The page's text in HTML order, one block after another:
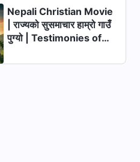
Nepali Christian Movie
| राज्यको सुसमाचार हाम्रो गाउँ
पुग्यो | Testimonies of
the Lord's Return